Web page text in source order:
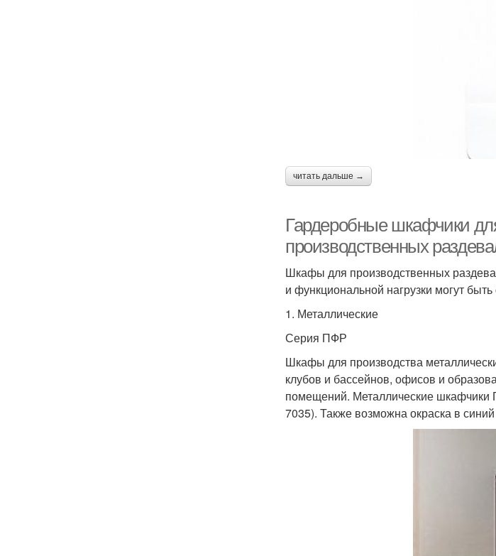
читать дальше →
Гардеробные шкафчики
производственных
Шкафы для производственных
и функциональной нагрузки могут
1. Металлические
Серия ПФР
Шкафы для производства
клубов и бассейнов, офисов и
помещений. Металлические шкафчики
7035). Также возможна окраска в